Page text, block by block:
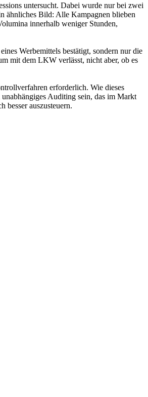
untersucht. Dabei wurde nur bei zwei
ähnliches Bild: Alle Kampagnen blieben
innerhalb weniger Stunden,
Werbemittels bestätigt, sondern nur die
mit dem LKW verlässt, nicht aber, ob es
erforderlich. Wie dieses
Auditing sein, das im Markt
besser auszusteuern.